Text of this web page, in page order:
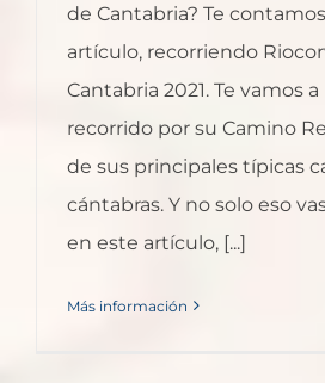
de Cantabria? Te
artículo, recorriendo
Cantabria 2021. Te vamos
recorrido por su Camino
de sus principales típicas
cántabras. Y no solo eso
en este artículo, [...]
Más información